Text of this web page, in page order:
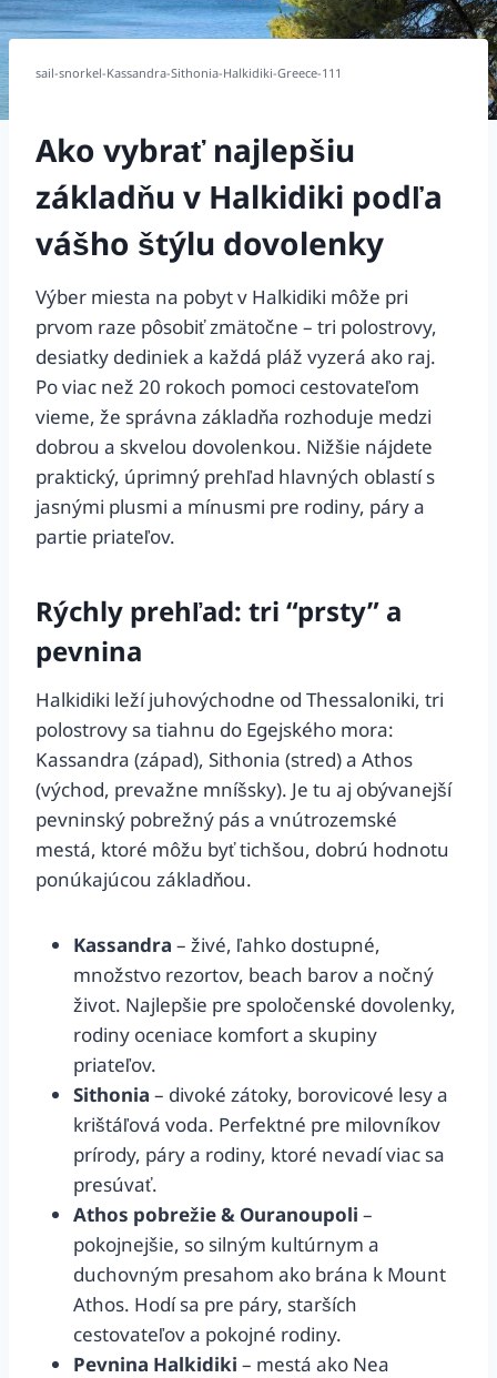
sail-snorkel-Kassandra-Sithonia-Halkidiki-Greece-111
Ako vybrať najlepšiu
základňu v Halkidiki podľa
vášho štýlu dovolenky
Výber miesta na pobyt v Halkidiki môže pri
prvom raze pôsobiť zmätočne – tri polostrovy,
desiatky dediniek a každá pláž vyzerá ako raj.
Po viac než 20 rokoch pomoci cestovateľom
vieme, že správna základňa rozhoduje medzi
dobrou a skvelou dovolenkou. Nižšie nájdete
praktický, úprimný prehľad hlavných oblastí s
jasnými plusmi a mínusmi pre rodiny, páry a
partie priateľov.
Rýchly prehľad: tri “prsty” a
pevnina
Halkidiki leží juhovýchodne od Thessaloniki, tri
polostrovy sa tiahnu do Egejského mora:
Kassandra (západ), Sithonia (stred) a Athos
(východ, prevažne mníšsky). Je tu aj obývanejší
pevninský pobrežný pás a vnútrozemské
mestá, ktoré môžu byť tichšou, dobrú hodnotu
ponúkajúcou základňou.
Kassandra – živé, ľahko dostupné,
množstvo rezortov, beach barov a nočný
život. Najlepšie pre spoločenské dovolenky,
rodiny oceniace komfort a skupiny
priateľov.
Sithonia – divoké zátoky, borovicové lesy a
krištáľová voda. Perfektné pre milovníkov
prírody, páry a rodiny, ktoré nevadí viac sa
presúvať.
Athos pobrežie & Ouranoupoli –
pokojnejšie, so silným kultúrnym a
duchovným presahom ako brána k Mount
Athos. Hodí sa pre páry, starších
cestovateľov a pokojné rodiny.
Pevnina Halkidiki – mestá ako Nea